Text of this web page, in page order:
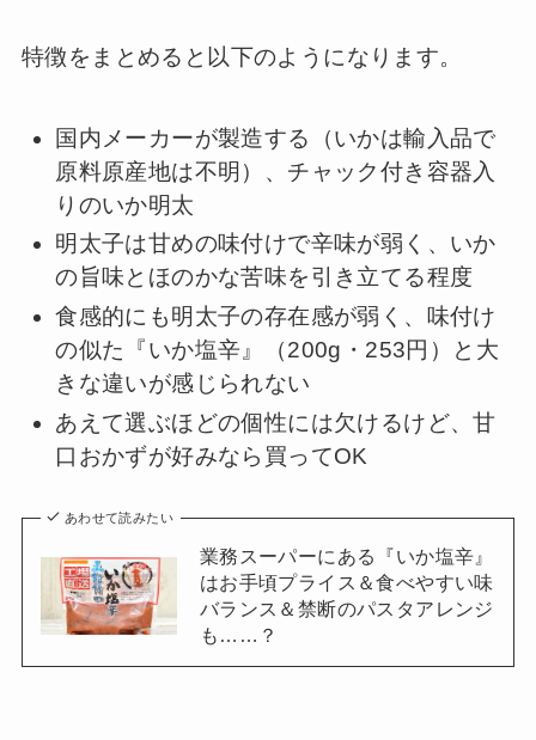
特徴をまとめると以下のようになります。
国内メーカーが製造する（いかは輸入品で
原料原産地は不明）、チャック付き容器入
りのいか明太
明太子は甘めの味付けで辛味が弱く、いか
の旨味とほのかな苦味を引き立てる程度
食感的にも明太子の存在感が弱く、味付け
の似た『いか塩辛』（200g・253円）と大
きな違いが感じられない
あえて選ぶほどの個性には欠けるけど、甘
口おかずが好みなら買ってOK
あわせて読みたい
業務スーパーにある『いか塩辛』
はお手頃プライス＆食べやすい味
バランス＆禁断のパスタアレンジ
も……？